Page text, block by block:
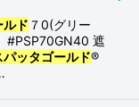
ルド ７0(グリー
遮
パッタゴールド®